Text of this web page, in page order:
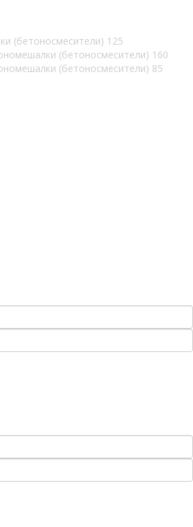
(бетоносмесители) 125
(бетоносмесители) 160
(бетоносмесители) 85